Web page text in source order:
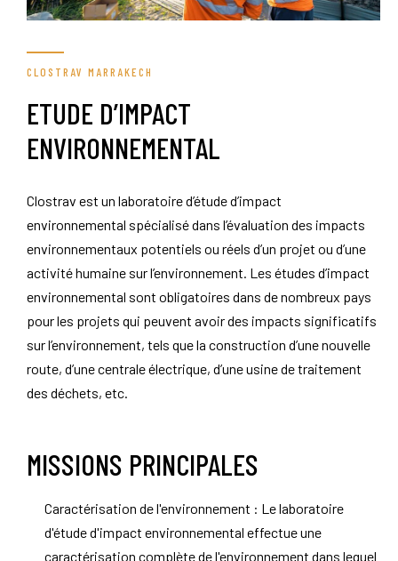
CLOSTRAV MARRAKECH
ETUDE D’IMPACT
ENVIRONNEMENTAL
Clostrav est un laboratoire d’étude d’impact
environnemental spécialisé dans l’évaluation des impacts
environnementaux potentiels ou réels d’un projet ou d’une
activité humaine sur l’environnement. Les études d’impact
environnemental sont obligatoires dans de nombreux pays
pour les projets qui peuvent avoir des impacts significatifs
sur l’environnement, tels que la construction d’une nouvelle
route, d’une centrale électrique, d’une usine de traitement
des déchets, etc.
MISSIONS PRINCIPALES
Caractérisation de l'environnement : Le laboratoire
d'étude d'impact environnemental effectue une
caractérisation complète de l'environnement dans lequel